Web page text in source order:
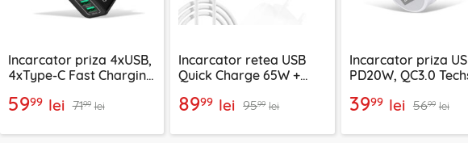
Incarcator priza 4xUSB,
4xType-C Fast Charging
negru, CHPD224
5999 lei 7199 lei
Incarcator retea USB
Quick Charge 65W +
negru, CHC2
8999 lei 9599 lei
Incarcator priza
PD20W, QC3.0
CHPD038
3999 lei 5699 lei